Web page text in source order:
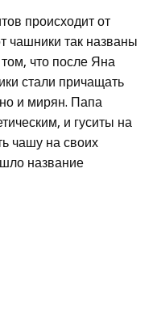
происходит от
чашники так названы
что после Яна
стали причащать
и мирян. Папа
и гуситы на
чашу на своих
название